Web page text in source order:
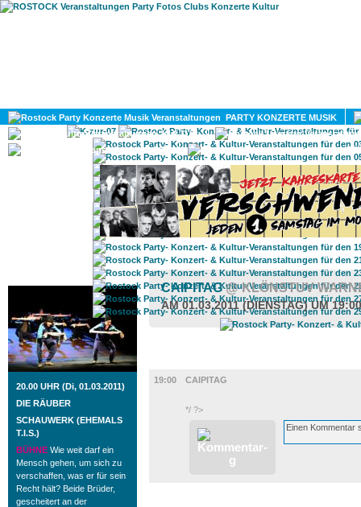
PARTY KONZERTE MUSIK
KULTUR
GAY
ROSTOCK TAGESTIPP
20.00 UHR (Di, 01.03.2011)
DIE RÄUBER
SCHAUWERK (EHEMALS
T.I.S.)
BÜHNE Wie weit darf ein
Mensch gehen, um sich zu
verschaffen, was er für sein
Recht hält? Beide Brüder,
gescheitert an der
CAIPITAG@ KLÖNSTUV
AM 01.03.2011 (DIENSTAG) UM
19:00
CAIPITAG
*/ ?>